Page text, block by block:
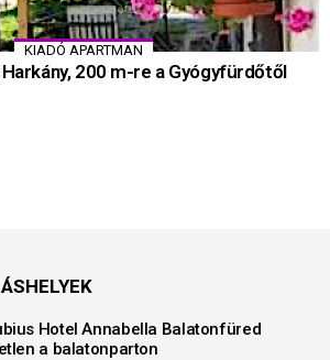
KIADÓ APARTMAN
200 m-re a Gyógyfürdőtől
Hotel Annabella Balatonfüred
a balatonparton